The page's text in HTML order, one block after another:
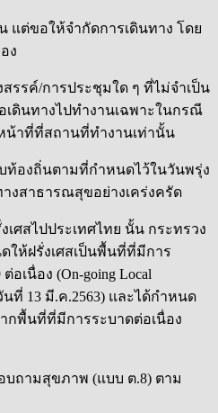
แต่ขอให้จำกัดการเดินทาง โดย
ง
รรค์/การประชุมใด ๆ ที่ไม่จำเป็น
ดินทางไปทำงานเฉพาะในกรณี
น้าที่ที่สถานที่ทำงานเท่านั้น
ท้องถิ่นตามที่กำหนดไว้ในวันพรุ่ง
งสาธารณสุขอย่างเคร่งครัด
เศสไปประเทศไทย นั้น กระทรวง
ห้ฝรั่งเศสเป็นพื้นที่ที่มีการ
อเนื่อง (On-going Local
วันที่ 13 มี.ค.2563) และได้กำหนด
กพื้นที่ที่มีการระบาดต่อเนื่อง
บถามสุขภาพ (แบบ ต.8) ตาม